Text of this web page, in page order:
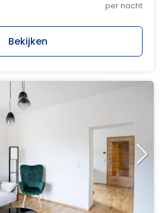
per nacht
Bekijken